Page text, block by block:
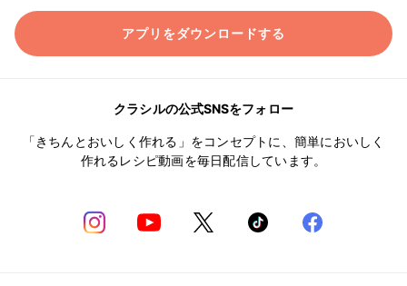
アプリをダウンロードする
クラシルの公式SNSをフォロー
「きちんとおいしく作れる」をコンセプトに、簡単においしく
作れるレシピ動画を毎日配信しています。